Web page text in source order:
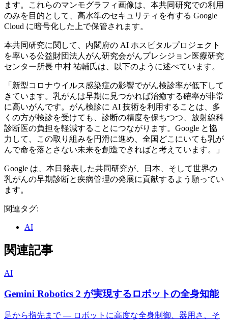
ます。これらのマンモグラフィ画像は、本共同研究での利用
のみを目的として、高水準のセキュリティを有する Google
Cloud に暗号化した上で保管されます。
本共同研究に関して、内閣府の AI ホスピタルプロジェクト
を率いる公益財団法人がん研究会がんプレシジョン医療研究
センター所長 中村 祐輔氏は、以下のように述べています。
「新型コロナウイルス感染症の影響でがん検診率が低下して
きています。乳がんは早期に見つかれば治癒する確率が非常
に高いがんです。がん検診に AI 技術を利用することは、多
くの方が検診を受けても、診断の精度を保ちつつ、放射線科
診断医の負担を軽減することにつながります。Google と協
力して、この取り組みを円滑に進め、全国どこにいても乳が
んで命を落とさない未来を創造できればと考えています。」
Google は、本日発表した共同研究が、日本、そして世界の
乳がんの早期診断と疾病管理の発展に貢献するよう願ってい
ます。
関連タグ:
AI
関連記事
AI
Gemini Robotics 2 が実現するロボットの全身知能
足から指先まで — ロボットに高度な全身制御、器用さ、そ